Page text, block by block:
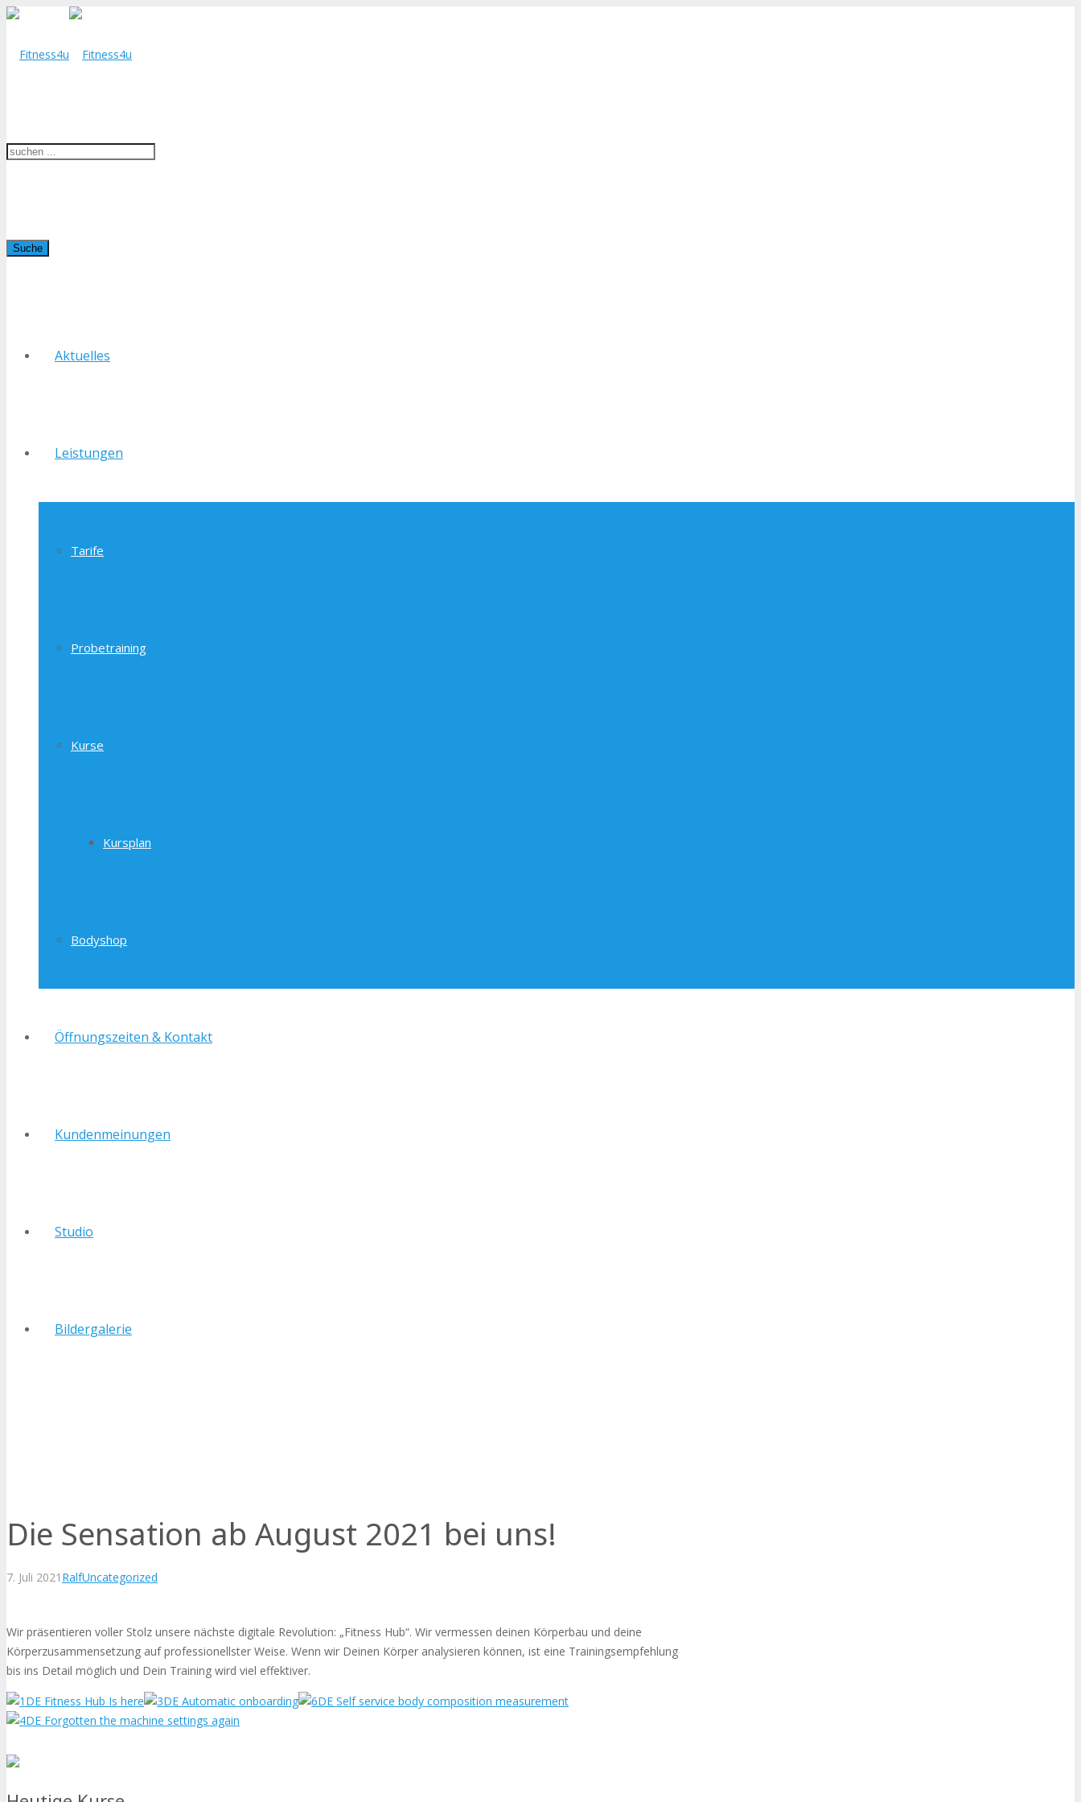
Suche
Aktuelles
Leistungen
Tarife
Probetraining
Kurse
Kursplan
Bodyshop
Öffnungszeiten & Kontakt
Kundenmeinungen
Studio
Bildergalerie
Die Sensation ab August 2021 bei uns!
7. Juli 2021 RalfUncategorized
Wir präsentieren voller Stolz unsere nächste digitale Revolution: „Fitness Hub“. Wir vermessen deinen Körperbau und deine
Körperzusammensetzung auf professionellster Weise. Wenn wir Deinen Körper analysieren können, ist eine Trainingsempfehlung
bis ins Detail möglich und Dein Training wird viel effektiver.